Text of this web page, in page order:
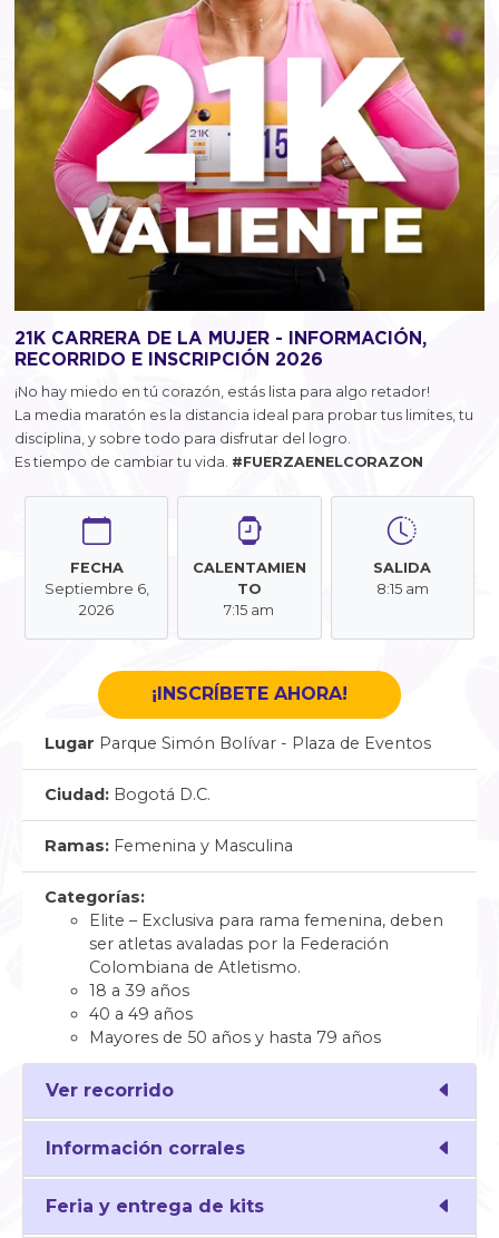
21K CARRERA DE LA MUJER - INFORMACIÓN,
RECORRIDO E INSCRIPCIÓN 2026
¡No hay miedo en tú corazón, estás lista para algo retador!
La media maratón es la distancia ideal para probar tus limites, tu
disciplina, y sobre todo para disfrutar del logro.
Es tiempo de cambiar tu vida. #FUERZAENELCORAZON
FECHA
Septiembre 6,
2026
CALENTAMIEN
TO
7:15 am
SALIDA
8:15 am
¡INSCRÍBETE AHORA!
Lugar Parque Simón Bolívar - Plaza de Eventos
Ciudad: Bogotá D.C.
Ramas: Femenina y Masculina
Categorías:
Elite – Exclusiva para rama femenina, deben
ser atletas avaladas por la Federación
Colombiana de Atletismo.
18 a 39 años
40 a 49 años
Mayores de 50 años y hasta 79 años
Ver recorrido
Información corrales
Feria y entrega de kits